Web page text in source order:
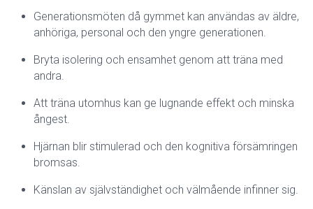
Generationsmöten då gymmet kan användas av äldre,
anhöriga, personal och den yngre generationen.
Bryta isolering och ensamhet genom att träna med
andra.
Att träna utomhus kan ge lugnande effekt och minska
ångest.
Hjärnan blir stimulerad och den kognitiva försämringen
bromsas.
Känslan av självständighet och välmående infinner sig.